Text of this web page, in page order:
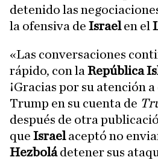
detenido las
la ofensiva de Israelen el
«Las conversaciones
rápido, con la República
¡Gracias por su atención
Trump en su cuenta de
después de otra
que Israelaceptó no
Hezboládetener sus